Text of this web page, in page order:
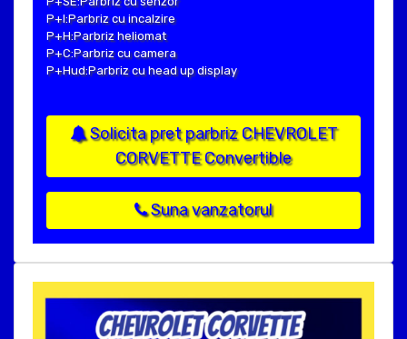
P+I:Parbriz cu incalzire
P+H:Parbriz heliomat
P+C:Parbriz cu camera
P+Hud:Parbriz cu head up display
Solicita pret parbriz CHEVROLET
CORVETTE Convertible
Suna vanzatorul